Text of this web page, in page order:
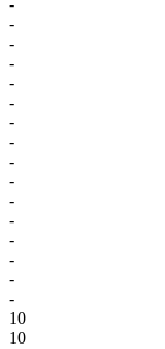
-
-
-
-
-
-
-
-
-
-
-
-
-
-
-
-
10
10